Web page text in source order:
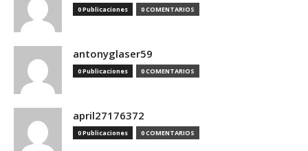
0 Publicaciones 0 COMENTARIOS
antonyglaser59
0 Publicaciones 0 COMENTARIOS
april27176372
0 Publicaciones 0 COMENTARIOS